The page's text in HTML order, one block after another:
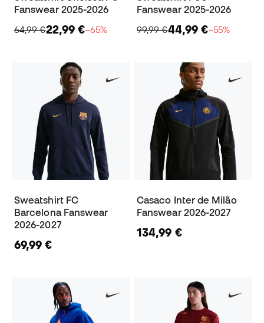
Fanswear 2025-2026
64,99 €22,99 €−65%
Fanswear 2025-2026
99,99 €44,99 €−55%
Sweatshirt FC
Barcelona Fanswear
2026-2027
69,99 €
Casaco Inter de Milão
Fanswear 2026-2027
134,99 €